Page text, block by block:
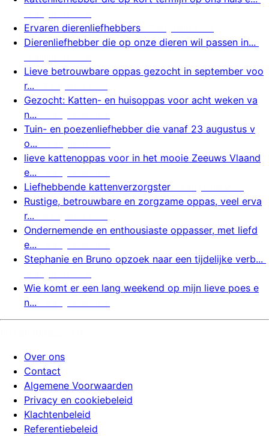
Ervaren dierenliefhebbers
Dierenliefhebber die op onze dieren wil passen in...
Lieve betrouwbare oppas gezocht in september voo
r...
Gezocht: Katten- en huisoppas voor acht weken va
n...
Tuin- en poezenliefhebber die vanaf 23 augustus v
o...
lieve kattenoppas voor in het mooie Zeeuws Vlaand
e...
Liefhebbende kattenverzorgster
Rustige, betrouwbare en zorgzame oppas, veel erva
r...
Ondernemende en enthousiaste oppasser, met liefd
e...
Stephanie en Bruno opzoek naar een tijdelijke verb...
Wie komt er een lang weekend op mijn lieve poes e
n...
Over ons
Contact
Algemene Voorwaarden
Privacy en cookiebeleid
Klachtenbeleid
Referentiebeleid